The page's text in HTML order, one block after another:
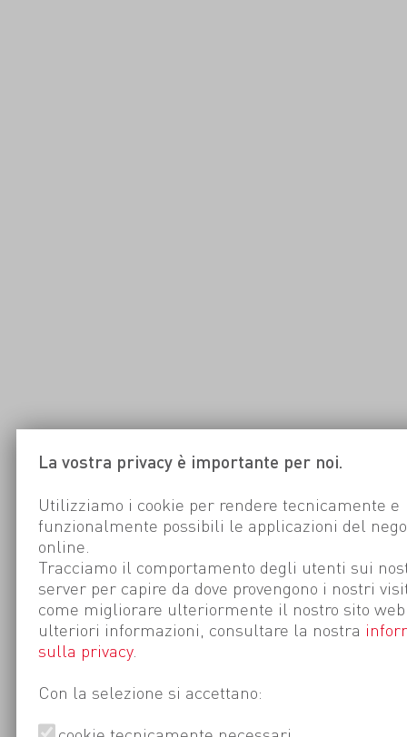
La vostra privacy è importante per noi.
Utilizziamo i cookie per rendere tecnicamente e
funzionalmente possibili le applicazioni del
online.
Tracciamo il comportamento degli utenti sui
server per capire da dove provengono i nostri
come migliorare ulteriormente il nostro sito
ulteriori informazioni, consultare la nostra
sulla privacy.
Con la selezione si accettano: